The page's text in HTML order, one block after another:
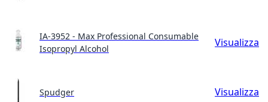
IA-3952 - Max Professional Consumable
Isopropyl Alcohol
Visualizza
Spudger Visualizza